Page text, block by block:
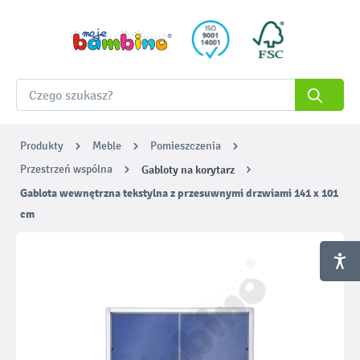
Produkty Meble
Pomieszczenia
Przestrzeń wspólna
Gabloty na korytarz
Gablota wewnętrzna tekstylna z przesuwnymi drzwiami 141 x 101
cm